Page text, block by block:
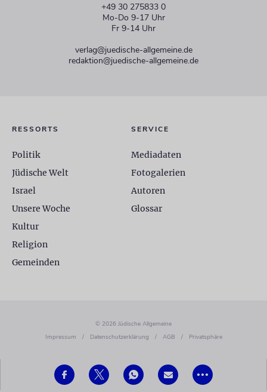
•••
+49 30 275833 0
Mo-Do 9-17 Uhr
Fr 9-14 Uhr
verlag@juedische-allgemeine.de
redaktion@juedische-allgemeine.de
RESSORTS
Politik
Jüdische Welt
Israel
Unsere Woche
Kultur
Religion
Gemeinden
SERVICE
Mediadaten
Fotogalerien
Autoren
Glossar
© 2026 Jüdische Allgemeine
Impressum
/ Datenschutzerklärung / AGB / Privatsphäre